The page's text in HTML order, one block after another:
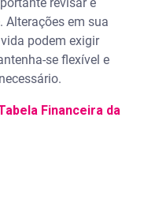
Alterações em sua
podem exigir
se flexível e
Financeira da